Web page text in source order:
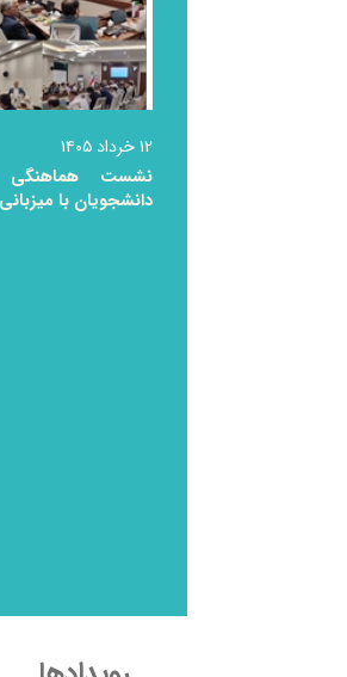
۱۲ خرداد ۱۴۰۵
نشست
دانشجویان با